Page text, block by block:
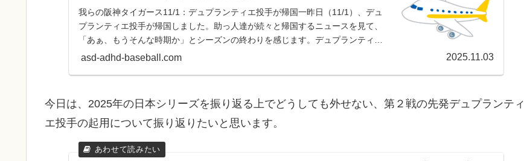
我らの阪神タイガース11/1：デュプランティエ投手が帰国一昨日（11/1）、デュ
プランティエ投手が帰国しました。助っ人達が続々と帰国するニュースを見て、
「あぁ、もうそんな時期か」とシーズンの終わりを感じます。デュプランティエ
投手は、今シーズ...
asd-adhd-baseball.com 2025.11.03
今日は、2025年の日本シリーズを振り返る上でどうしても外せない、第２戦の先発デュプランティ
エ投手の起用について振り返りたいと思います。